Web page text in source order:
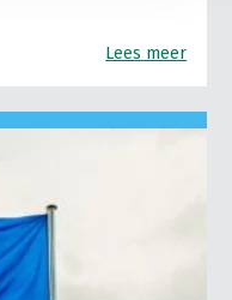
Lees meer